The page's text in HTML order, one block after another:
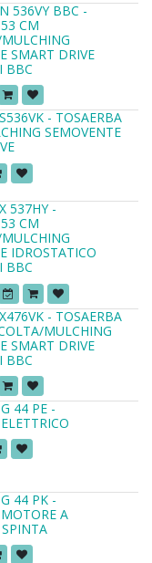
536VY BBC -
CM
SMART DRIVE
BBC
- TOSAERBA
SEMOVENTE
537HY -
CM
IDROSTATICO
BBC
- TOSAERBA
MULCHING
SMART DRIVE
BBC
44 PE -
44 PK -
A